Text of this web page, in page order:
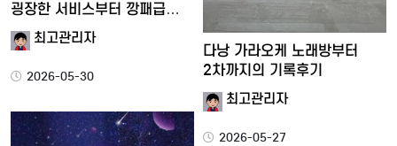
굉장한 서비스부터 깡패급
재미…최고관리자
2026-05-30
다낭 가라오케 노래방부터
2차까지의 기록후기
최고관리자
2026-05-27